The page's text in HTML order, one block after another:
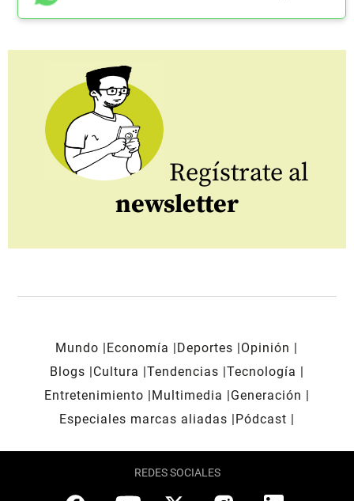
Regístrate al
newsletter
Mundo Economía Deportes
Opinión
Blogs
Cultura Tendencias Tecnología
Entretenimiento
Multimedia
Generación
Especiales marcas aliadas
Pódcast
REDES SOCIALES